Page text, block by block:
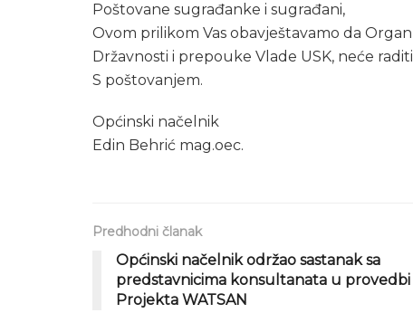
Poštovane sugrađanke i sugrađani,
Ovom prilikom Vas obavještavamo da
Državnosti i prepouke Vlade USK, neće
S poštovanjem.
Općinski načelnik
Edin Behrić mag.oec.
Predhodni članak
Općinski načelnik održao sastanak sa
predstavnicima konsultanata u provedbi
Projekta WATSAN